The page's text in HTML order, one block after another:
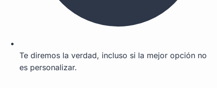
Te diremos la verdad, incluso si la mejor opción no
es personalizar.